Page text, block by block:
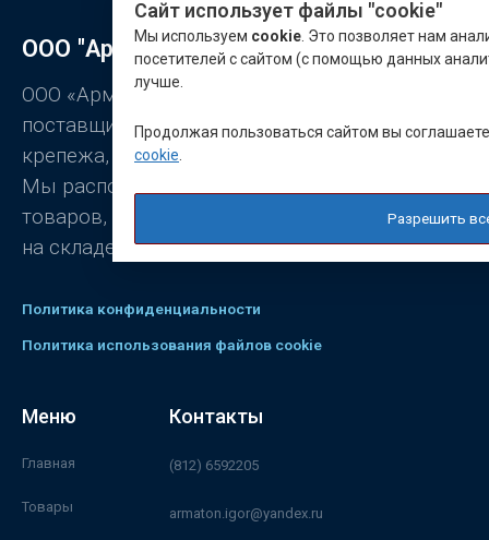
и
з
ООО "Арматон"
ООО «Арматон» является оптовым
поставщиком заклёпок, промышленного
крепежа, станочной оснастки.
Мы располагаем широким ассортиментом
товаров, постоянно присутствующих
на складе.
Политика конфиденциальности
Политика использования файлов cookie
Меню
Главная
Товары
Контакты
(812) 6592205
armaton.igor@yandex.ru
Сайт использует файлы "cookie"
Мы используем cookie . Это позволяет нам
посетителей с сайтом (с помощью данных
лучше.
Продолжая пользоваться сайтом вы
cookie
Разрешить